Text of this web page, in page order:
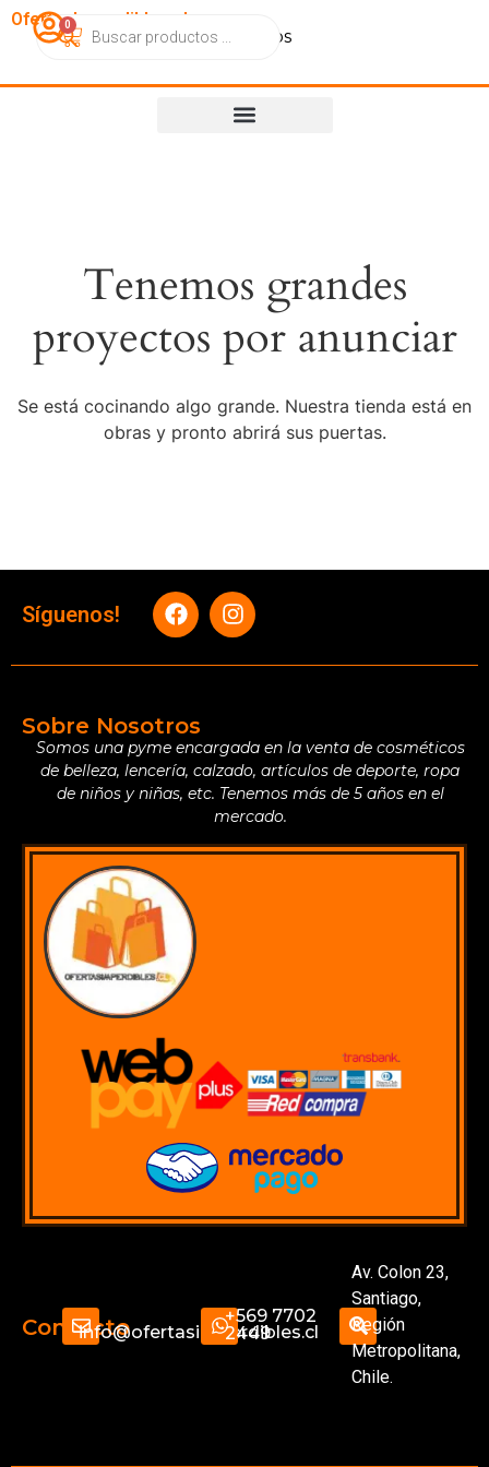
OfertasImperdibles.cl
CatálogoContactoNosotros
0
Tenemos grandes
proyectos por anunciar
Se está cocinando algo grande. Nuestra tienda está en
obras y pronto abrirá sus puertas.
Síguenos!
Sobre Nosotros
Somos una pyme encargada en la venta de cosméticos
de belleza, lencería, calzado, artículos de deporte, ropa
de niños y niñas, etc. Tenemos más de 5 años en el
mercado.
Contactoinfo@ofertasimperdibles.cl
+569 7702
2449
Av. Colon 23,
Santiago,
Región
Metropolitana,
Chile.